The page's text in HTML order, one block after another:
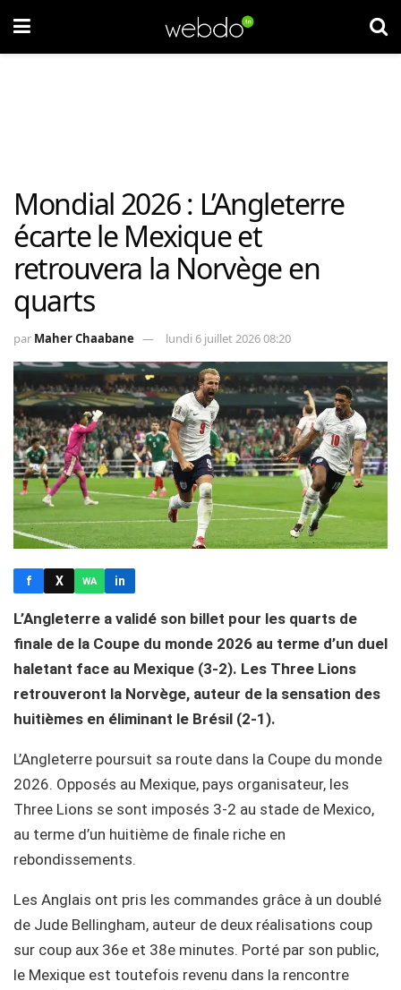
Mondial 2026 : L’Angleterre
écarte le Mexique et
retrouvera la Norvège en
quarts
par Maher Chaabane lundi 6 juillet 2026 08:20
f X WA in
L’Angleterre a validé son billet pour les quarts de
finale de la Coupe du monde 2026 au terme d’un duel
haletant face au Mexique (3-2). Les Three Lions
retrouveront la Norvège, auteur de la sensation des
huitièmes en éliminant le Brésil (2-1).
L’Angleterre poursuit sa route dans la Coupe du monde
2026. Opposés au Mexique, pays organisateur, les
Three Lions se sont imposés 3-2 au stade de Mexico,
au terme d’un huitième de finale riche en
rebondissements.
Les Anglais ont pris les commandes grâce à un doublé
de Jude Bellingham, auteur de deux réalisations coup
sur coup aux 36e et 38e minutes. Porté par son public,
le Mexique est toutefois revenu dans la rencontre